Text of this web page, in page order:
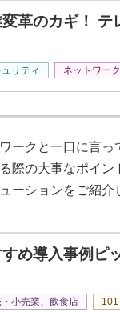
革のカギ！ テ
リティ ネットワー
ークと一口に言
際の大事なポイ
ーションをご紹介
め導入事例ピ
小売業、飲食店